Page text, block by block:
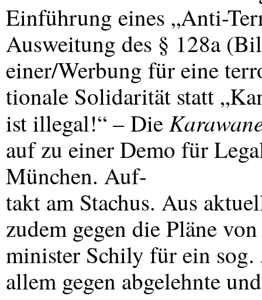
Einführung eines „Anti-
Ausweitung des § 128a
einer/Werbung für eine
tionale Solidarität statt
ist illegal!“ – Die
auf zu einer Demo für
München. Auf-
takt am Stachus. Aus
zudem gegen die Pläne
minister Schily für ein sog.
allem gegen abgelehnte